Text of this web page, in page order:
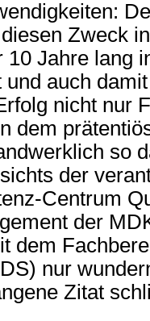
Zweck
10 Jahre lang
und auch
nicht nur
dem
so
der
Centrum
der
dem
nur
Zitat